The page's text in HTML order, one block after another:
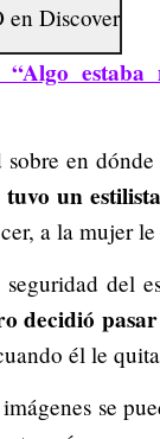
en Discover
“Algo
en
un
a la mujer
seguridad del
decidió
él le
se